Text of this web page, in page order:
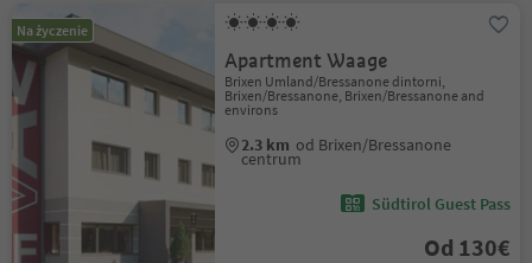
Na życzenie
Apartment Waage
Brixen Umland/Bressanone dintorni,
Brixen/Bressanone, Brixen/Bressanone and
environs
2.3 km od Brixen/Bressanone
centrum
Südtirol Guest Pass
Od 130€